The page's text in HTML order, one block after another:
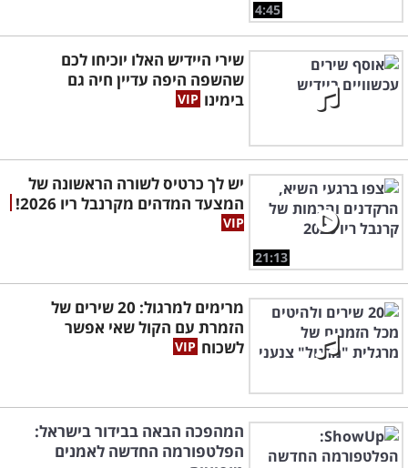
4:45
שירי היידיש האלו יוכיחו לכם
שהשפה היפה עדיין חיה גם
בימינו
21:13
יש לך כרטיס לשורה הראשונה של
המצעד המדהים מקרנבל ריו 2026!
מרימים למרגול: 20 שירים של
הזמרת עם הקול שאי אפשר
לשכוח
המהפכה הבאה בבידור בישראל:
הפלטפורמה החדשה לאמנים